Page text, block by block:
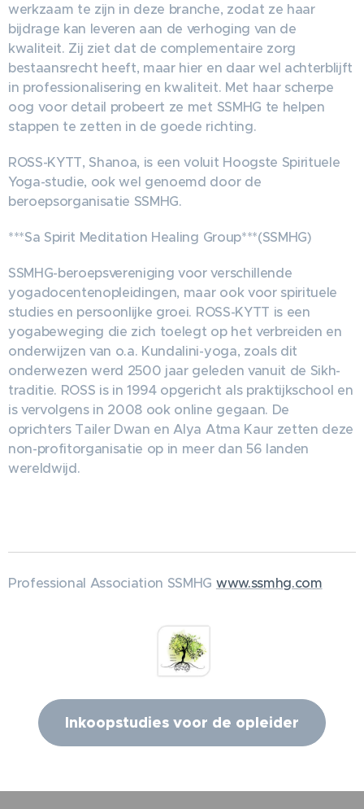
werkzaam te zijn in deze branche, zodat ze haar
bijdrage kan leveren aan de verhoging van de
kwaliteit. Zij ziet dat de complementaire zorg
bestaansrecht heeft, maar hier en daar wel achterblijft
in professionalisering en kwaliteit. Met haar scherpe
oog voor detail probeert ze met SSMHG te helpen
stappen te zetten in de goede richting.
ROSS-KYTT, Shanoa, is een voluit Hoogste Spirituele
Yoga-studie, ook wel genoemd door de
beroepsorganisatie SSMHG.
***Sa Spirit Meditation Healing Group***(SSMHG)
SSMHG-beroepsvereniging voor verschillende
yogadocentenopleidingen, maar ook voor spirituele
studies en persoonlijke groei. ROSS-KYTT is een
yogabeweging die zich toelegt op het verbreiden en
onderwijzen van o.a. Kundalini-yoga, zoals dit
onderwezen werd 2500 jaar geleden vanuit de Sikh-
traditie. ROSS is in 1994 opgericht als praktijkschool en
is vervolgens in 2008 ook online gegaan. De
oprichters Tailer Dwan en Alya Atma Kaur zetten deze
non-profitorganisatie op in meer dan 56 landen
wereldwijd.
Professional Association SSMHG www.ssmhg.com
Inkoopstudies voor de opleider